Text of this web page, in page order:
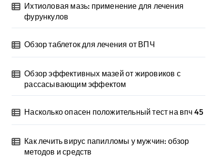
Ихтиоловая мазь: применение для лечения
фурункулов
Обзор таблеток для лечения от ВПЧ
Обзор эффективных мазей от жировиков с
рассасывающим эффектом
Насколько опасен положительный тест на впч 45
Как лечить вирус папилломы у мужчин: обзор
методов и средств